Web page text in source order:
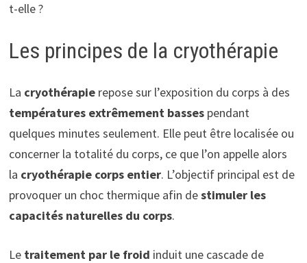
t-elle ?
Les principes de la cryothérapie
La cryothérapierepose sur l’exposition du corps à des
températures extrêmement bassespendant
quelques minutes seulement. Elle peut être localisée ou
concerner la totalité du corps, ce que l’on appelle alors
la cryothérapie corps entier. L’objectif principal est de
provoquer un choc thermique afin destimuler les
capacités naturelles du corps.
Le traitement par le froid induit une cascade de